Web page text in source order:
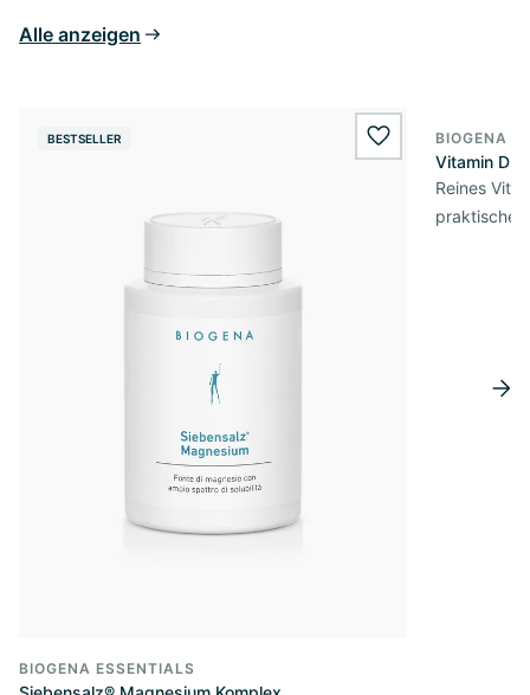
Alle anzeigen
BESTSELLER wishlist.add
BIOGENA ESSENTIALS
BIOGENA
Vitamin D3
Reines
praktischer